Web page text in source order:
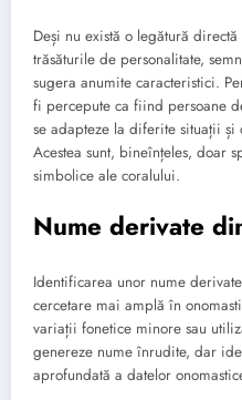
Deși nu există o legătură
trăsăturile de personalitate,
sugera anumite caracteristici.
fi percepute ca fiind persoane
se adapteze la diferite situații și
Acestea sunt, bineînțeles, doar
simbolice ale coralului.
Nume derivate
Identificarea unor nume
cercetare mai amplă în
variații fonetice minore sau
genereze nume înrudite, dar
aprofundată a datelor